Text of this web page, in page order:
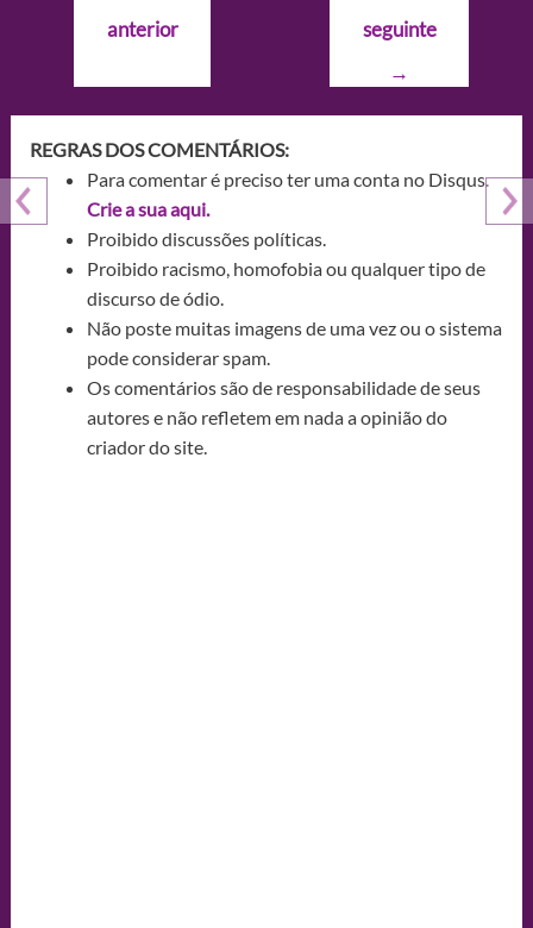
Postanterior
seguinte
→
REGRAS DOS COMENTÁRIOS:
Para comentar é preciso ter uma conta no Disqus.
Crie a sua aqui.
Proibido discussões políticas.
Proibido racismo, homofobia ou qualquer tipo de
discurso de ódio.
Não poste muitas imagens de uma vez ou o sistema
pode considerar spam.
Os comentários são de responsabilidade de seus
autores e não refletem em nada a opinião do
criador do site.